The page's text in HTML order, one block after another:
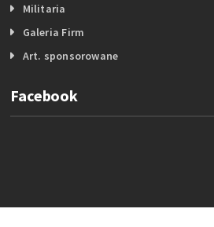
Militaria
Galeria Firm
Art. sponsorowane
Facebook